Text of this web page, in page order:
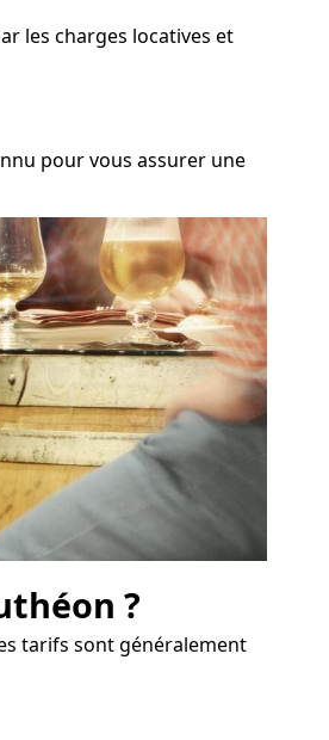
les charges locatives et
pour vous assurer une
?
tarifs sont généralement